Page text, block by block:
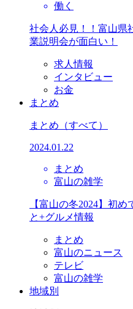
働く
社会人必見！！富山県
業説明会が面白い！
求人情報
インタビュー
お金
まとめ
まとめ （すべて）
2024.01.22
まとめ
富山の雑学
【富山の冬2024】初
と+グルメ情報
まとめ
富山のニュース
テレビ
富山の雑学
地域別